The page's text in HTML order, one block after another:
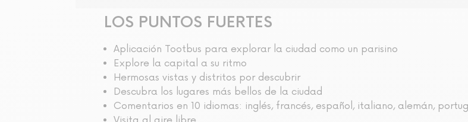
LOS PUNTOS FUERTES
Aplicación Tootbus para explorar la ciudad como un parisino
Explore la capital a su ritmo
Hermosas vistas y distritos por descubrir
Descubra los lugares más bellos de la ciudad
Comentarios en 10 idiomas: inglés, francés, español, italiano, alemán,